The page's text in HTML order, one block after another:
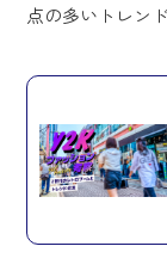
点の多いトレン